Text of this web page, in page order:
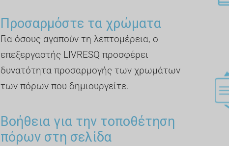
Προσαρμόστε τα χρώματα
Για όσους αγαπούν τη λεπτομέρεια, ο
επεξεργαστής LIVRESQ προσφέρει
δυνατότητα προσαρμογής των χρωμάτων
των πόρων που δημιουργείτε.
Βοήθεια για την τοποθέτηση
πόρων στη σελίδα